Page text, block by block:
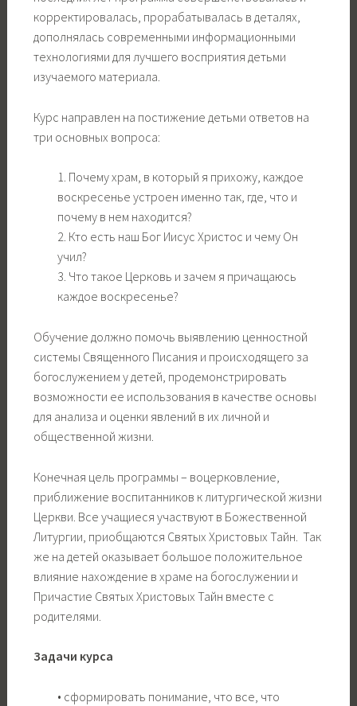
корректировалась, прорабатывалась в деталях,
дополнялась современными информационными
технологиями для лучшего восприятия детьми
изучаемого материала.
Курс направлен на постижение детьми ответов на
три основных вопроса:
1. Почему храм, в который я прихожу, каждое
воскресенье устроен именно так, где, что и
почему в нем находится?
2. Кто есть наш Бог Иисус Христос и чему Он
учил?
3. Что такое Церковь и зачем я причащаюсь
каждое воскресенье?
Обучение должно помочь выявлению ценностной
системы Священного Писания и происходящего за
богослужением у детей, продемонстрировать
возможности ее использования в качестве основы
для анализа и оценки явлений в их личной и
общественной жизни.
Конечная цель программы – воцерковление,
приближение воспитанников к литургической жизни
Церкви. Все учащиеся участвуют в Божественной
Литургии, приобщаются Святых Христовых Тайн. Так
же на детей оказывает большое положительное
влияние нахождение в храме на богослужении и
Причастие Святых Христовых Тайн вместе с
родителями.
Задачи курса
• сформировать понимание, что все, что